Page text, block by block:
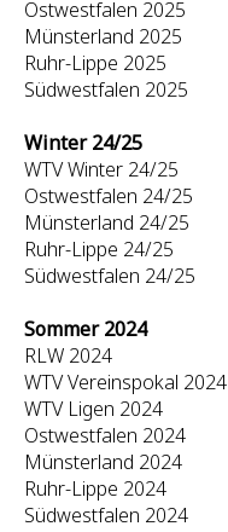
Ostwestfalen 2025
Münsterland 2025
Ruhr-Lippe 2025
Südwestfalen 2025
Winter 24/25
WTV Winter 24/25
Ostwestfalen 24/25
Münsterland 24/25
Ruhr-Lippe 24/25
Südwestfalen 24/25
Sommer 2024
RLW 2024
WTV Vereinspokal 2024
WTV Ligen 2024
Ostwestfalen 2024
Münsterland 2024
Ruhr-Lippe 2024
Südwestfalen 2024